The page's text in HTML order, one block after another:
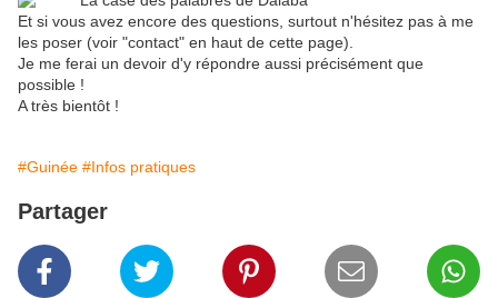
Et si vous avez encore des questions, surtout n'hésitez pas à me
les poser (voir "contact" en haut de cette page).
Je me ferai un devoir d'y répondre aussi précisément que
possible !
A très bientôt !
#Guinée #Infos pratiques
Partager